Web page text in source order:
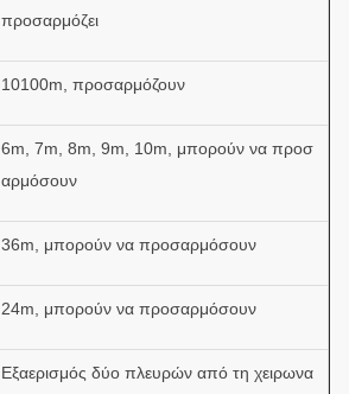
προσαρμόζει
10100m, προσαρμόζουν
6m, 7m, 8m, 9m, 10m, μπορούν να προσ
αρμόσουν
36m, μπορούν να προσαρμόσουν
24m, μπορούν να προσαρμόσουν
Εξαερισμός δύο πλευρών από τη χειρωνα